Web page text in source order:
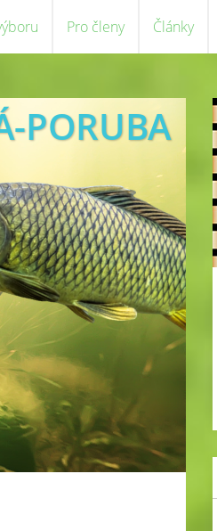
Pro členy Články
PORUBA